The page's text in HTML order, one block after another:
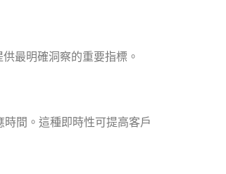
最明確洞察的重要指標。
間。這種即時性可提高客戶